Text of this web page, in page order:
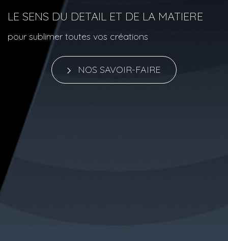
LE SENS DU DETAIL ET DE LA MATIERE
pour sublimer toutes vos créations
NOS SAVOIR-FAIRE